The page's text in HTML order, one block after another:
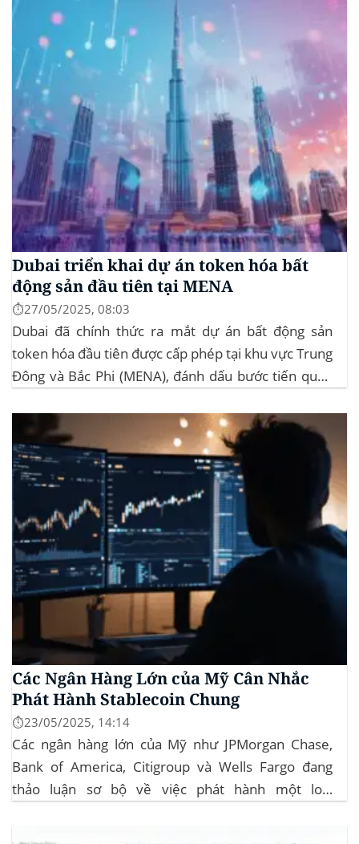
khiến hơn 185 triệu USD vị thế mua bị xóa...
Dubai triển khai dự án token hóa bất
động sản đầu tiên tại MENA
⏱️27/05/2025, 08:03
Dubai đã chính thức ra mắt dự án bất động sản
token hóa đầu tiên được cấp phép tại khu vực Trung
Đông và Bắc Phi (MENA), đánh dấu bước tiến quan
vào lĩnh vực bất động sản. Dự án này là...
Các Ngân Hàng Lớn của Mỹ Cân Nhắc
Phát Hành Stablecoin Chung
⏱️23/05/2025, 14:14
Các ngân hàng lớn của Mỹ như JPMorgan Chase,
Bank of America, Citigroup và Wells Fargo đang
thảo luận sơ bộ về việc phát hành một loại